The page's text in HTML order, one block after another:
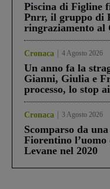
Piscina di Figline
Pnrr, il gruppo di
ringraziamento al
Cronaca 4 Agosto 2026
Un anno fa la
Gianni, Giulia e
processo, lo stop
Cronaca 3 Agosto 2026
Scomparso da
Fiorentino l’uomo
Levane nel 2020